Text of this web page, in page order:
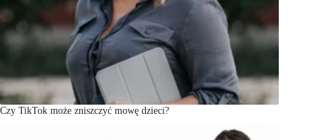
Czy TikTok może zniszczyć mowę dzieci?